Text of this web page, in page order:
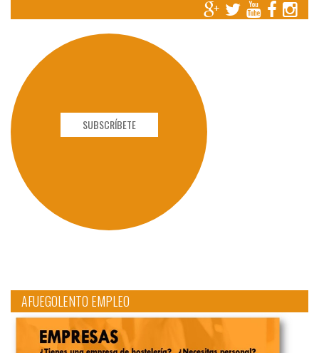
SUBSCRÍBETE
AFUEGOLENTO EMPLEO